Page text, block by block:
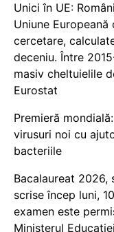
Unici în UE:
Uniune
cercetare,
deceniu. Între
masiv cheltuielile
Eurostat
Premieră
virusuri noi cu
bacteriile
Bacalaureat 2026,
scrise încep luni,
examen este
Ministerul Educației